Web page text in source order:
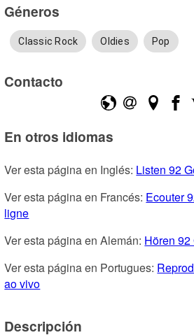
Géneros
Classic Rock Oldies Pop
Contacto
En otros idiomas
Ver esta página en Inglés: Listen 92
Ver esta página en Francés: Ecouter
ligne
Ver esta página en Alemán: Hören
Ver esta página en Portugues:
ao vivo
Descripción